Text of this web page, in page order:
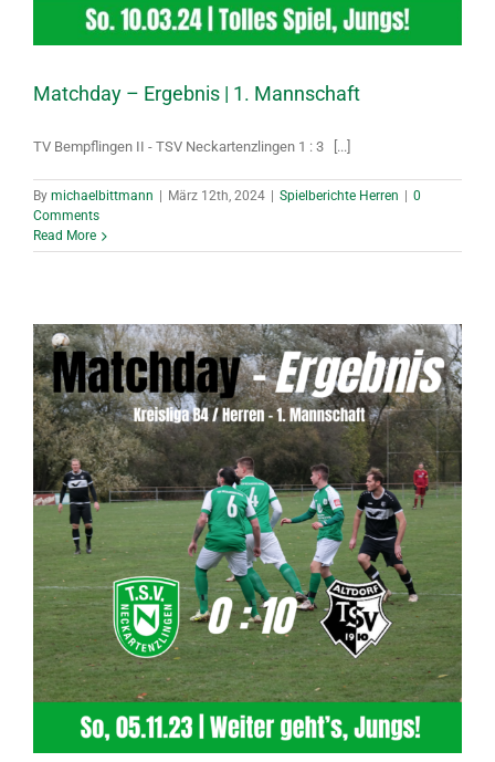
Matchday – Ergebnis | 1. Mannschaft
TV Bempflingen II - TSV Neckartenzlingen 1 : 3 [...]
By michaelbittmann | März 12th, 2024 | Spielberichte Herren | 0
Comments
Read More